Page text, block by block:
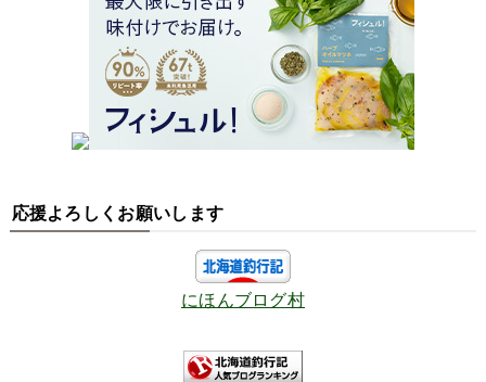
応援よろしくお願いします
にほんブログ村